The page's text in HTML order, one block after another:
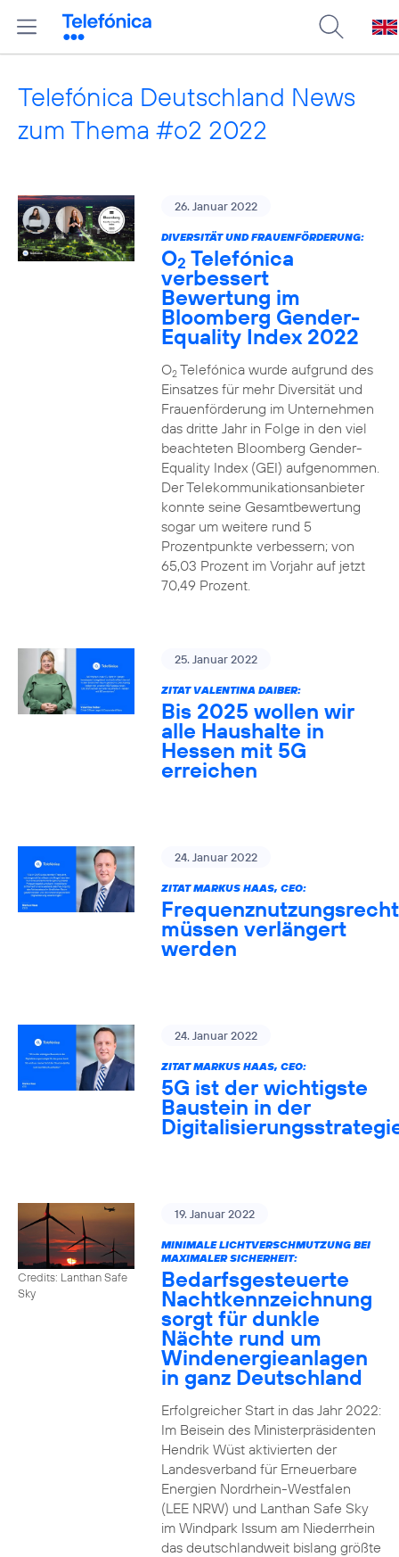
Telefónica Deutschland News
zum Thema #o2 2022
26. Januar 2022
DIVERSITÄT UND FRAUENFÖRDERUNG:
O2 Telefónica
verbessert
Bewertung im
Bloomberg Gender-
Equality Index 2022
O2Telefónica wurde aufgrund des
Einsatzes für mehr Diversität und
Frauenförderung im Unternehmen
das dritte Jahr in Folge in den viel
beachteten Bloomberg Gender-
Equality Index (GEI) aufgenommen.
Der Telekommunikationsanbieter
konnte seine Gesamtbewertung
sogar um weitere rund 5
Prozentpunkte verbessern; von
65,03 Prozent im Vorjahr auf jetzt
70,49 Prozent.
25. Januar 2022
ZITAT VALENTINA DAIBER:
Bis 2025 wollen wir
alle Haushalte in
Hessen mit 5G
erreichen
24. Januar 2022
ZITAT MARKUS HAAS, CEO:
müssen verlängert
werden
24. Januar 2022
ZITAT MARKUS HAAS, CEO:
5G ist der wichtigste
Baustein in der
Credits: Lanthan Safe
Sky
19. Januar 2022
MINIMALE LICHTVERSCHMUTZUNG BEI
MAXIMALER SICHERHEIT:
Bedarfsgesteuerte
Nachtkennzeichnung
sorgt für dunkle
Nächte rund um
Windenergieanlagen
in ganz Deutschland
Erfolgreicher Start in das Jahr 2022:
Im Beisein des Ministerpräsidenten
Hendrik Wüst aktivierten der
Landesverband für Erneuerbare
Energien Nordrhein-Westfalen
(LEE NRW) und Lanthan Safe Sky
im Windpark Issum am Niederrhein
das deutschlandweit bislang größte